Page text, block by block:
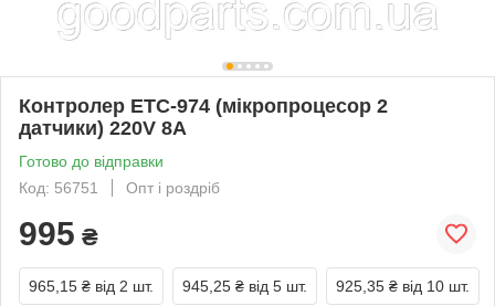
Контролер ЕТС-974 (мікропроцесор 2
датчики) 220V 8A
Готово до відправки
Код: 56751
Опт і роздріб
995 ₴
965,15 ₴ від 2 шт. 945,25 ₴ від 5 шт. 925,35 ₴ від 10 шт.